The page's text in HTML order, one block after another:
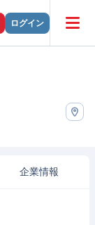
ログイン
企業情報